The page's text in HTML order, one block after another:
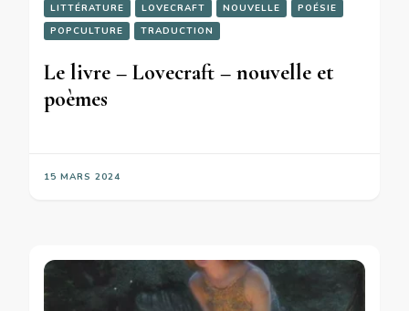
LITTÉRATURE
LOVECRAFT NOUVELLE
POÉSIE
POPCULTURE
TRADUCTION
Le livre – Lovecraft – nouvelle et
poèmes
15 MARS 2024